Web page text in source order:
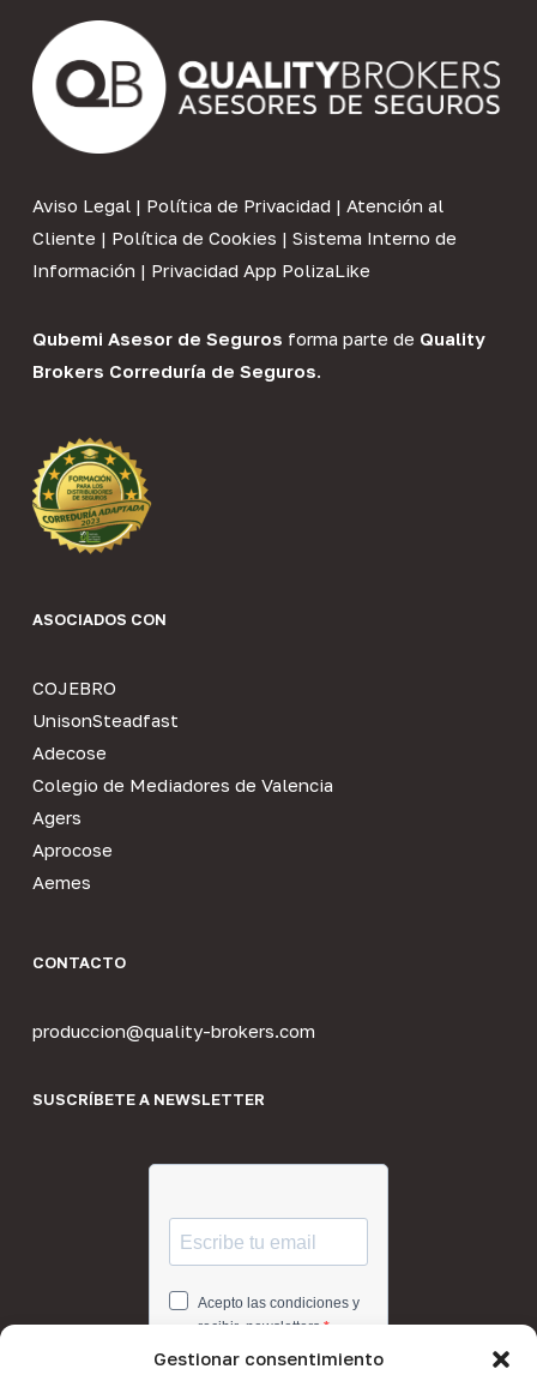
Gestionar consentimiento
Aviso Legal| Política de Privacidad | Atención al
Cliente | Política de Cookies | Sistema Interno de
Información | Privacidad App PolizaLike
Qubemi Asesor de Seguros forma parte de Quality
Brokers Correduría de Seguros.
ASOCIADOS CON
COJEBRO
UnisonSteadfast
Adecose
Colegio de Mediadores de Valencia
Agers
Aprocose
Aemes
CONTACTO
produccion@quality-brokers.com
SUSCRÍBETE A NEWSLETTER